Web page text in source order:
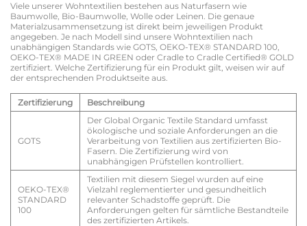
Viele unserer Wohntextilien bestehen aus Naturfasern wie
Baumwolle, Bio-Baumwolle, Wolle oder Leinen. Die genaue
Materialzusammensetzung ist direkt beim jeweiligen Produkt
angegeben. Je nach Modell sind unsere Wohntextilien nach
unabhängigen Standards wie GOTS, OEKO-TEX® STANDARD 100,
OEKO-TEX® MADE IN GREEN oder Cradle to Cradle Certified® GOLD
zertifiziert. Welche Zertifizierung für ein Produkt gilt, weisen wir auf
der entsprechenden Produktseite aus.
Zertifizierung Beschreibung
GOTS
Der Global Organic Textile Standard umfasst
ökologische und soziale Anforderungen an die
Verarbeitung von Textilien aus zertifizierten Bio-
Fasern. Die Zertifizierung wird von
unabhängigen Prüfstellen kontrolliert.
OEKO-TEX®
STANDARD
100
Textilien mit diesem Siegel wurden auf eine
Vielzahl reglementierter und gesundheitlich
relevanter Schadstoffe geprüft. Die
Anforderungen gelten für sämtliche Bestandteile
des zertifizierten Artikels.